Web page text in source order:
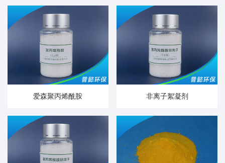
爱森聚丙烯酰胺 非离子絮凝剂